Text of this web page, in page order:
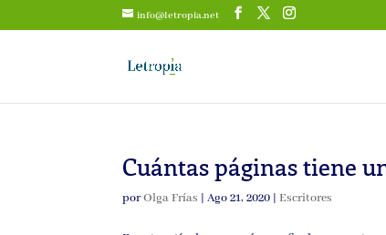
info@letropia.net
Cuántas páginas tiene
porOlga Frías |Ago 21, 2020 |Escritores